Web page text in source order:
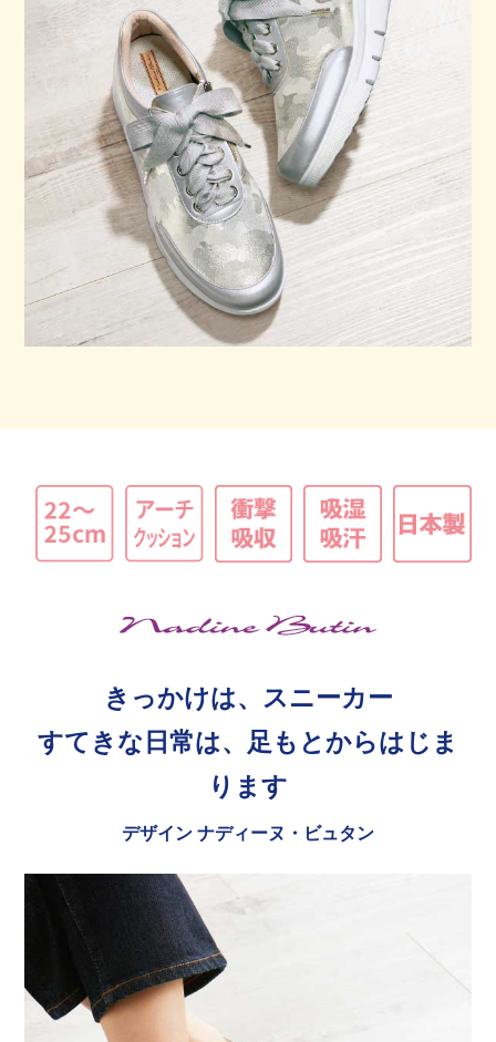
きっかけは、スニーカー
すてきな日常は、足もとからはじま
ります
デザイン ナディーヌ・ビュタン